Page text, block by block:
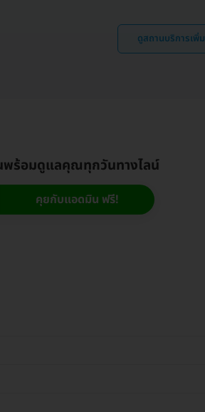
ดูสถานบริการเพิ่ม
ร้อมดูแลคุณทุกวันทางไลน์
คุยกับแอดมิน ฟรี!